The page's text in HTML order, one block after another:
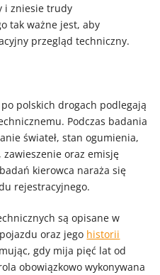
i zniesie trudy
tak ważne jest, aby
przegląd techniczny.
polskich drogach podlegają
Podczas badania
świateł, stan ogumienia,
zawieszenie oraz emisję
kierowca naraża się
rejestracyjnego.
są opisane w
oraz jego historii
gdy mija pięć lat od
obowiązkowo wykonywana